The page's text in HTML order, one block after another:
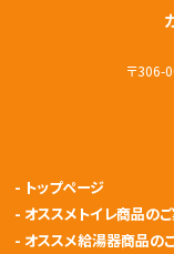
〒306-
- トップページ
- オススメトイレ商品の
- オススメ給湯器商品の